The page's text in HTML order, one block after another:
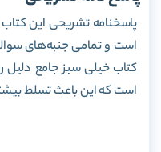
پاسخنامه تشریحی این
است و تمامی جنبه‌های
کتاب خیلی سبز جامع
است که این باعث تسلط